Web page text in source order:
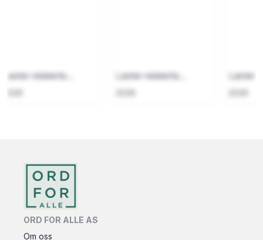
Laster relaterte... Laster relaterte... Laster
ORD FOR ALLE AS
Om oss